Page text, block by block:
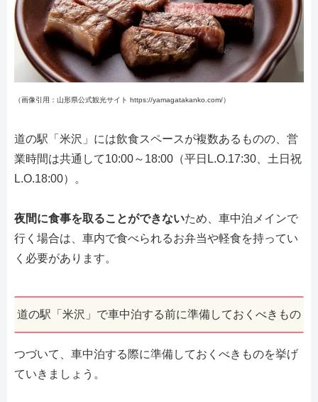
（画像引用：山形県公式観光サイト https://yamagatakanko.com/）
道の駅「米沢」には飲食スペースが複数あるものの、営
業時間は共通して10:00～18:00（平日L.O.17:30、土日祝
L.O.18:00）。
夜間に食事を取ることができないため、車中泊メインで
行く場合は、車内で食べられるお弁当や軽食を持ってい
く必要があります。
道の駅「米沢」で車中泊する前に準備しておくべきもの
つづいて、車中泊する際に準備しておくべきものを挙げ
ていきましょう。